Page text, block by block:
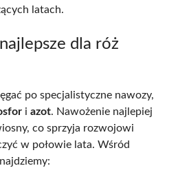
latach.
dla róż
po specjalistyczne nawozy,
i azot. Nawożenie najlepiej
co sprzyja rozwojowi
w połowie lata. Wśród